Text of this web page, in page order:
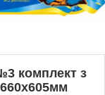
комплект з